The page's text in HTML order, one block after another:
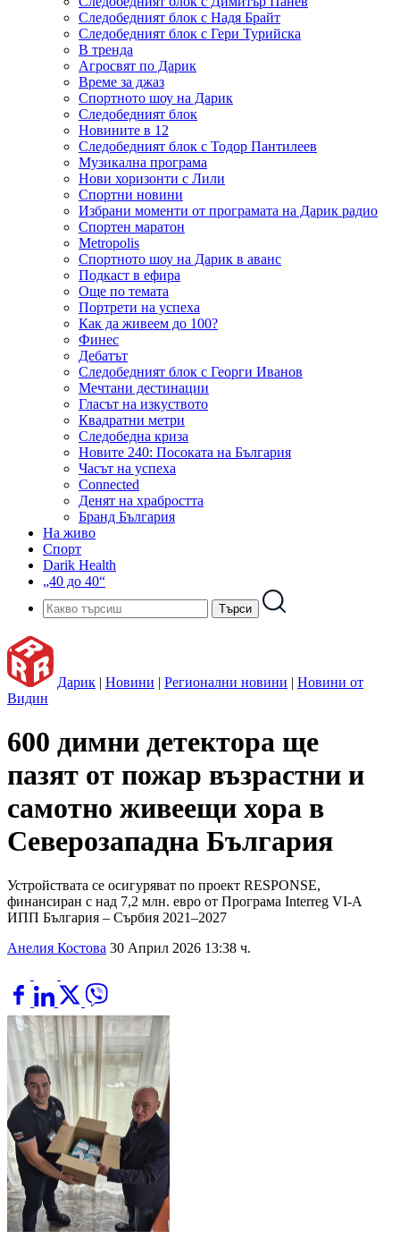
Следобедният блок с Надя Брайт
Следобедният блок с Гери Турийска
В тренда
Агросвят по Дарик
Време за джаз
Спортното шоу на Дарик
Следобедният блок
Новините в 12
Следобедният блок с Тодор Пантилеев
Музикална програма
Нови хоризонти с Лили
Спортни новини
Избрани моменти от програмата на Дарик радио
Спортен маратон
Metropolis
Спортното шоу на Дарик в аванс
Подкаст в ефира
Още по темата
Портрети на успеха
Как да живеем до 100?
Финес
Дебатът
Следобедният блок с Георги Иванов
Мечтани дестинации
Гласът на изкуството
Квадратни метри
Следобедна криза
Новите 240: Посоката на България
Часът на успеха
Connected
Денят на храбростта
Бранд България
На живо
Спорт
Darik Health
„40 до 40“
Дарик | Новини | Регионални новини | Новини от
Видин
600 димни детектора ще
пазят от пожар възрастни и
самотно живеещи хора в
Северозападна България
Устройствата се осигуряват по проект RESPONSE,
финансиран с над 7,2 млн. евро от Програма Interreg VI-A
ИПП България – Сърбия 2021–2027
Анелия Костова 30 Април 2026 13:38 ч.